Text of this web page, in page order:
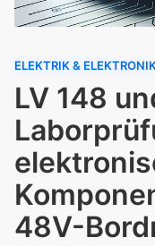
ELEKTRIK &
LV 148
48V-